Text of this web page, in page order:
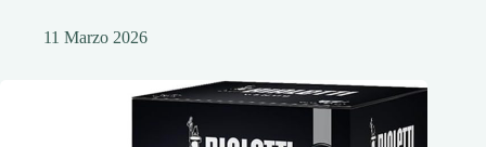
11 Marzo 2026